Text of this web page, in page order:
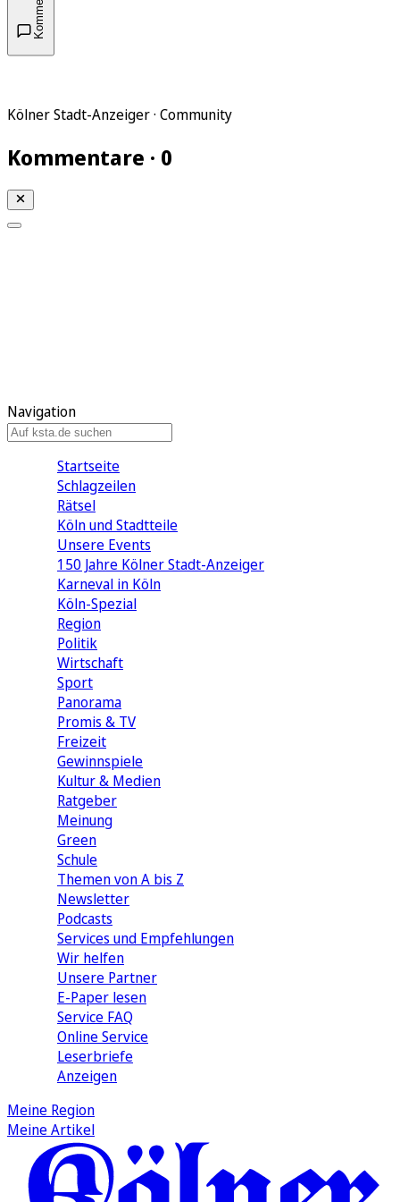
Kölner Stadt-Anzeiger · Community
Kommentare · 0
Navigation
Startseite
Schlagzeilen
Rätsel
Köln und Stadtteile
Unsere Events
150 Jahre Kölner Stadt-Anzeiger
Karneval in Köln
Köln-Spezial
Region
Politik
Wirtschaft
Sport
Panorama
Promis & TV
Freizeit
Gewinnspiele
Kultur & Medien
Ratgeber
Meinung
Green
Schule
Themen von A bis Z
Newsletter
Podcasts
Services und Empfehlungen
Wir helfen
Unsere Partner
E-Paper lesen
Service FAQ
Online Service
Leserbriefe
Anzeigen
Meine Region
Meine Artikel